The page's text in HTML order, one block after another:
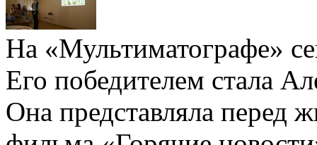
На «Мультиматографе»
Его победителем стала
Она представляла перед